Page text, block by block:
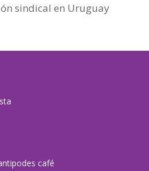
sindical en Uruguay
café